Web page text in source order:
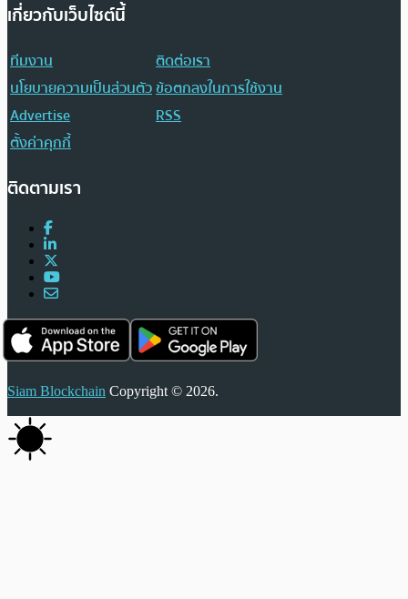
เกี่ยวกับเว็บไซต์นี้
ทีมงาน
ติดต่อเรา
นโยบายความเป็นส่วนตัวข้อตกลงในการใช้งาน
Advertise
RSS
ตั้งค่าคุกกี้
ติดตามเรา
Siam Blockchain Copyright © 2026.